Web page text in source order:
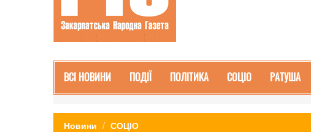
ВСІ НОВИНИ ПОДІЇ ПОЛІТИКА СОЦІО РАТУША
Новини СОЦІО